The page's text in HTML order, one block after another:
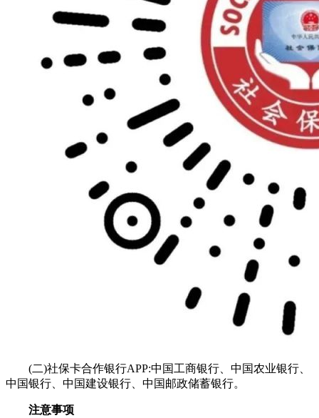
(二)社保卡合作银行APP:中国工商银行、中国农业银行、
中国银行、中国建设银行、中国邮政储蓄银行。
注意事项